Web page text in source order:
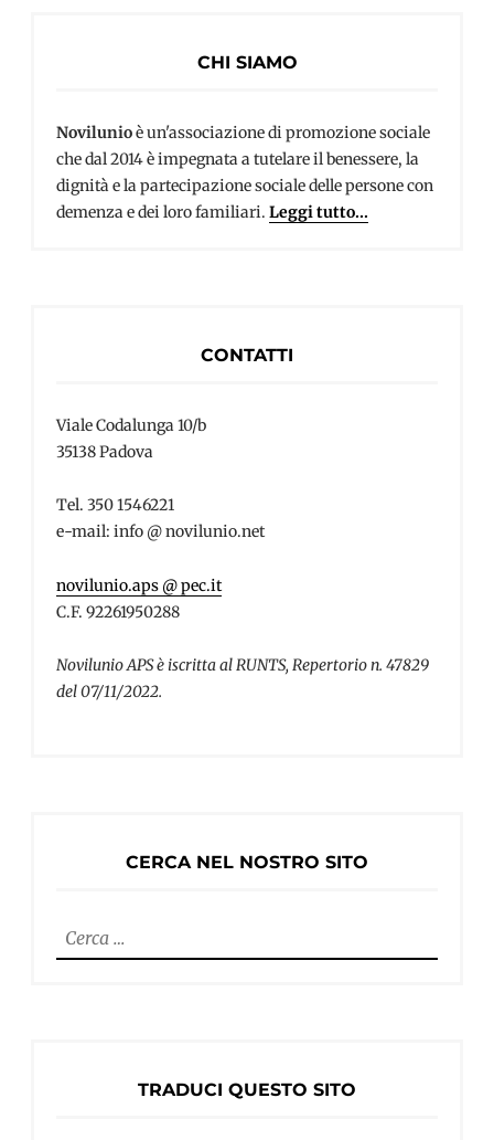
CHI SIAMO
Novilunioè un'associazione di promozione sociale
che dal 2014 è impegnata a tutelare il benessere, la
dignità e la partecipazione sociale delle persone con
demenza e dei loro familiari. Leggi tutto...
CONTATTI
Viale Codalunga 10/b
35138 Padova
Tel. 350 1546221
e-mail: info @ novilunio.net
novilunio.aps @ pec.it
C.F. 92261950288
Novilunio APS è iscritta al RUNTS, Repertorio n. 47829
del 07/11/2022.
CERCA NEL NOSTRO SITO
Ricerca
per:
TRADUCI QUESTO SITO